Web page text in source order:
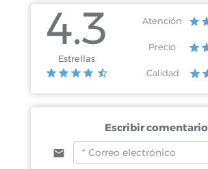
Chetumal, Quintana Roo
Juarez 92 Col. Centro
Chetumal, Quintana Roo
4.3
Estrellas
Atención
Precio
Calidad
Escribir comentario